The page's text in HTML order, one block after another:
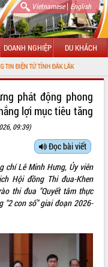
Vietnamese| English
DOANH NGHIỆP DU KHÁCH
ĐẮK LẮK
phát động phong
lợi mục tiêu tăng
09:39)
Đọc bài viết
chí Lê Minh Hưng, Ủy viên
Hội đồng Thi đua-Khen
thi đua "Quyết tâm thực
"2 con số" giai đoạn 2026-